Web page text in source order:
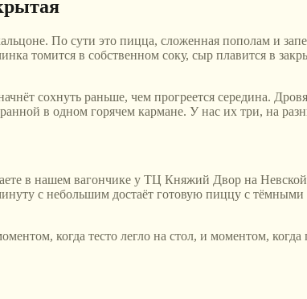
По сути это пицца, сложенная пополам и
томится в собственном соку, сыр плавится в
сохнуть раньше, чем прогреется середина.
в одном горячем кармане. У нас их три, на
в нашем вагончике у ТЦ Княжий Двор на Невской
с небольшим достаёт готовую пиццу с
когда тесто легло на стол, и моментом,